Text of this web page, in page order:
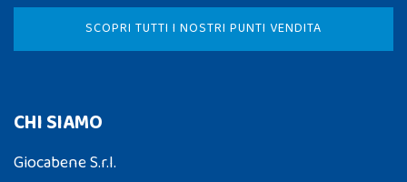
SCOPRI TUTTI I NOSTRI PUNTI VENDITA
CHI SIAMO
Giocabene S.r.l.